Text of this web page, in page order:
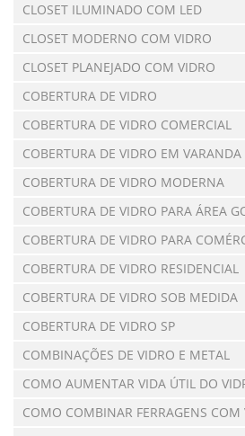
CLOSET ILUMINADO COM LED
CLOSET MODERNO COM VIDRO
CLOSET PLANEJADO COM VIDRO
COBERTURA DE VIDRO
COBERTURA DE VIDRO COMERCIAL
COBERTURA DE VIDRO EM VARANDA
COBERTURA DE VIDRO MODERNA
COBERTURA DE VIDRO PARA ÁREA
COBERTURA DE VIDRO PARA
COBERTURA DE VIDRO RESIDENCIAL
COBERTURA DE VIDRO SOB MEDIDA
COBERTURA DE VIDRO SP
COMBINAÇÕES DE VIDRO E METAL
COMO AUMENTAR VIDA ÚTIL DO
COMO COMBINAR FERRAGENS COM